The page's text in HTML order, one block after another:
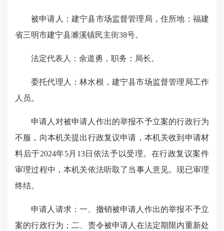
被申请人：建宁县市场监督管理局，住所地：福建
省三明市建宁县濉溪镇民主街38号。
法定代表人：余道勇，职务：局长。
委托代理人：林水根，建宁县市场监督管理局工作
人员。
申请人对被申请人作出的举报不予立案的行政行为
不服，向本机关提出行政复议申请，本机关收到申请材
料后于2024年5月13日依法予以受理。在行政复议案件
审理过程中，本机关依法听取了当事人意见。现已审理
终结。
申请人请求：一、撤销被申请人作出的举报不予立
案的行政行为；二、责令被申请人在法定期限内重新处